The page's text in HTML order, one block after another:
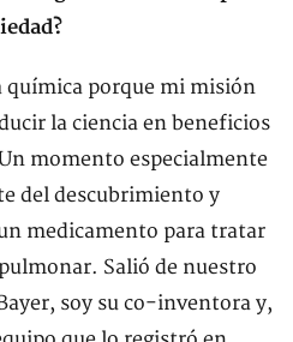
química porque mi misión
la ciencia en beneficios
momento especialmente
del descubrimiento y
medicamento para tratar
Salió de nuestro
soy su co-inventora y,